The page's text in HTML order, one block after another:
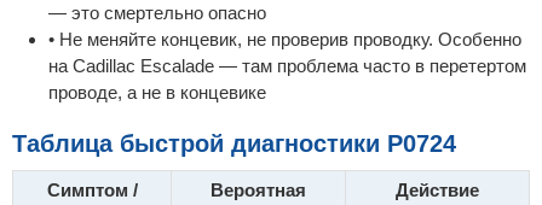
— это смертельно опасно
• Не меняйте концевик, не проверив проводку. Особенно
на Cadillac Escalade — там проблема часто в перетертом
проводе, а не в концевике
Таблица быстрой диагностики P0724
Симптом /
Вероятная
Действие